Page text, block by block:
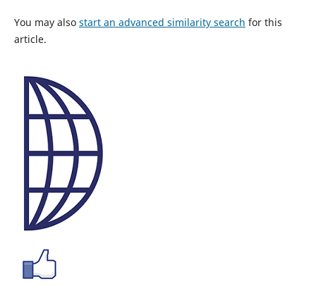
You may also start an advanced similarity search for this
article.